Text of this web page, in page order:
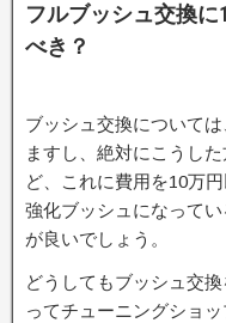
フルブッシュ交換に
べき？
ブッシュ交換について
ますし、絶対にこうし
ど、これに費用を10万
強化ブッシュになって
が良いでしょう。
どうしてもブッシュ交
ってチューニングショ